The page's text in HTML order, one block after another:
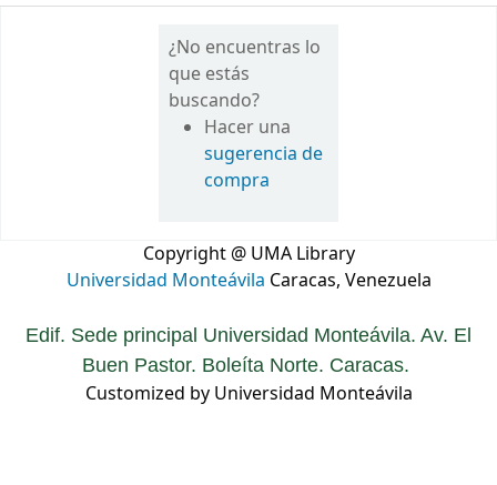
¿No encuentras lo
que estás
buscando?
Hacer una
sugerencia de
compra
Copyright @ UMA Library
Universidad Monteávila Caracas, Venezuela
Edif. Sede principal Universidad Monteávila. Av. El
Buen Pastor. Boleíta Norte. Caracas.
Customized by Universidad Monteávila